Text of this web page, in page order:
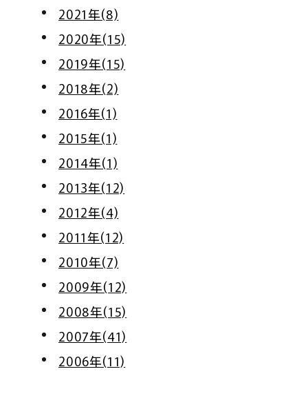
2021年(8)
2020年(15)
2019年(15)
2018年(2)
2016年(1)
2015年(1)
2014年(1)
2013年(12)
2012年(4)
2011年(12)
2010年(7)
2009年(12)
2008年(15)
2007年(41)
2006年(11)